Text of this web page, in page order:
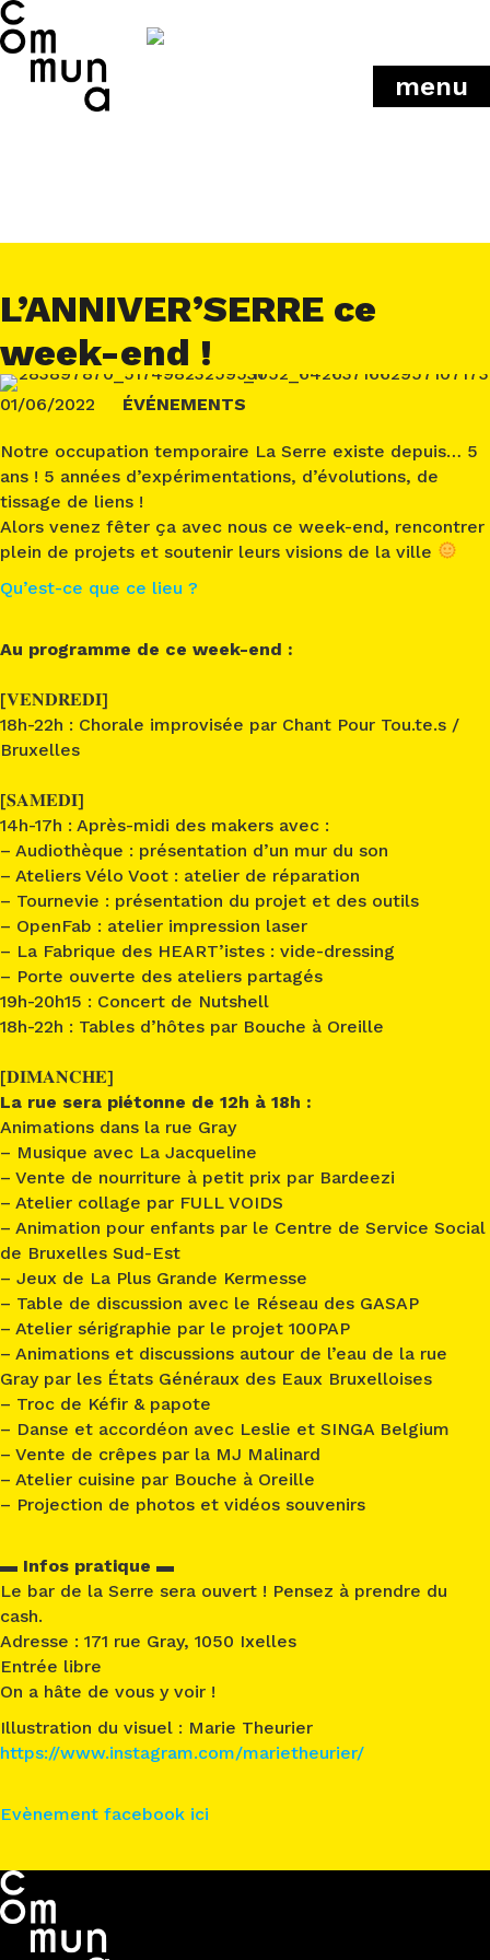
menu
L’ANNIVER’SERRE ce
week-end !
01/06/2022 ÉVÉNEMENTS
Notre occupation temporaire La Serre existe depuis… 5
ans ! 5 années d’expérimentations, d’évolutions, de
tissage de liens !
Alors venez fêter ça avec nous ce week-end, rencontrer
plein de projets et soutenir leurs visions de la ville
Qu’est-ce que ce lieu ?
Au programme de ce week-end :
[𝐕𝐄𝐍𝐃𝐑𝐄𝐃𝐈]
18h-22h : Chorale improvisée par Chant Pour Tou.te.s /
Bruxelles
[𝐒𝐀𝐌𝐄𝐃𝐈]
14h-17h : Après-midi des makers avec :
– Audiothèque : présentation d’un mur du son
– Ateliers Vélo Voot : atelier de réparation
– Tournevie : présentation du projet et des outils
– OpenFab : atelier impression laser
– La Fabrique des HEART’istes : vide-dressing
– Porte ouverte des ateliers partagés
19h-20h15 : Concert de Nutshell
18h-22h : Tables d’hôtes par Bouche à Oreille
[𝐃𝐈𝐌𝐀𝐍𝐂𝐇𝐄]
La rue sera piétonne de 12h à 18h :
Animations dans la rue Gray
– Musique avec La Jacqueline
– Vente de nourriture à petit prix par Bardeezi
– Atelier collage par FULL VOIDS
– Animation pour enfants par le Centre de Service Social
de Bruxelles Sud-Est
– Jeux de La Plus Grande Kermesse
– Table de discussion avec le Réseau des GASAP
– Atelier sérigraphie par le projet 100PAP
– Animations et discussions autour de l’eau de la rue
Gray par les États Généraux des Eaux Bruxelloises
– Troc de Kéfir & papote
– Danse et accordéon avec Leslie et SINGA Belgium
– Vente de crêpes par la MJ Malinard
– Atelier cuisine par Bouche à Oreille
– Projection de photos et vidéos souvenirs
▬ Infos pratique ▬
Le bar de la Serre sera ouvert ! Pensez à prendre du
cash.
Adresse : 171 rue Gray, 1050 Ixelles
Entrée libre
On a hâte de vous y voir !
Illustration du visuel : Marie Theurier
https://www.instagram.com/marietheurier/
Evènement facebook ici